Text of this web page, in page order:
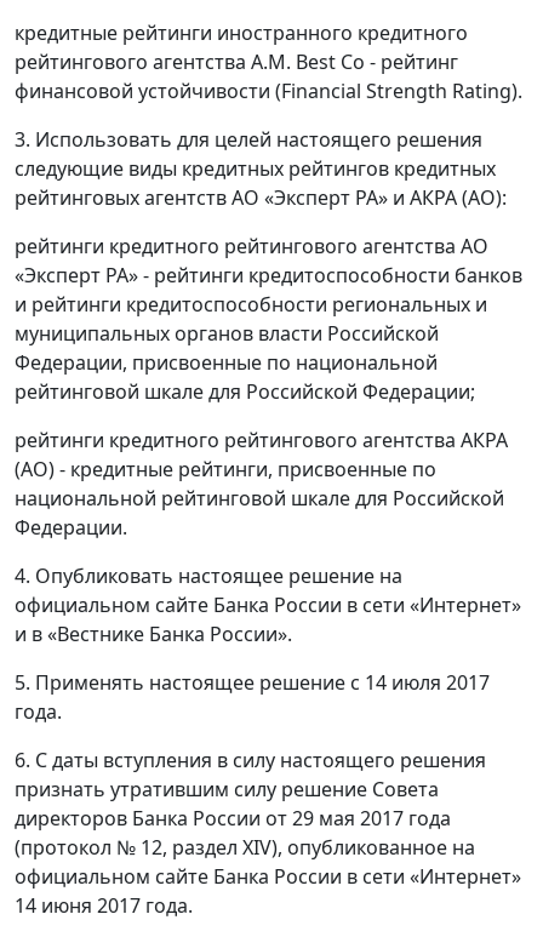
кредитные рейтинги иностранного кредитного
рейтингового агентства A.M. Best Со - рейтинг
финансовой устойчивости (Financial Strength Rating).
3. Использовать для целей настоящего решения
следующие виды кредитных рейтингов кредитных
рейтинговых агентств АО «Эксперт РА» и АКРА (АО):
рейтинги кредитного рейтингового агентства АО
«Эксперт РА» - рейтинги кредитоспособности банков
и рейтинги кредитоспособности региональных и
муниципальных органов власти Российской
Федерации, присвоенные по национальной
рейтинговой шкале для Российской Федерации;
рейтинги кредитного рейтингового агентства АКРА
(АО) - кредитные рейтинги, присвоенные по
национальной рейтинговой шкале для Российской
Федерации.
4. Опубликовать настоящее решение на
официальном сайте Банка России в сети «Интернет»
и в «Вестнике Банка России».
5. Применять настоящее решение с 14 июля 2017
года.
6. С даты вступления в силу настоящего решения
признать утратившим силу решение Совета
директоров Банка России от 29 мая 2017 года
(протокол № 12, раздел XIV), опубликованное на
официальном сайте Банка России в сети «Интернет»
14 июня 2017 года.